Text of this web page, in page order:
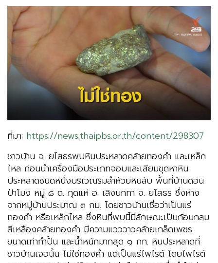
ที่มา: https://news.thaipbs.or.th/content/298307
ชาวบ้าน จ. ยโสธรพบหินประหลาดคล้ายทองคำ และเหล็ก
ไหล ก่อนนำเครื่องมือประเภทจอบและเสียมขุดหาหิน
ประหลาดชนิดหนึ่งบริเวณริมลำห้วยหินลับ พื้นที่บ้านดอน
ป่าโมง หมู่ ๘ ต. กุดแห่ อ. เลิงนกทา จ. ยโสธร ซึ่งห่าง
จากหมู่บ้านประมาณ ๓ กม. โดยชาวบ้านเชื่อว่าเป็นแร่
ทองคำ หรือเหล็กไหล ซึ่งหินที่พบนี้มีลักษณะเป็นก้อนกลม
สีเหลืองคล้ายทองคำ มีความแวววาวคล้ายเกล็ดเพชร
ขนาดเท่ากำปั้น และน้ำหนักมากสุด ๑ กก. หินประหลาดที่
ชาวบ้านเจอนั้น ไม่ใช่ทองคำ แต่เป็นแร่ไพไรต์ โดยไพไรต์